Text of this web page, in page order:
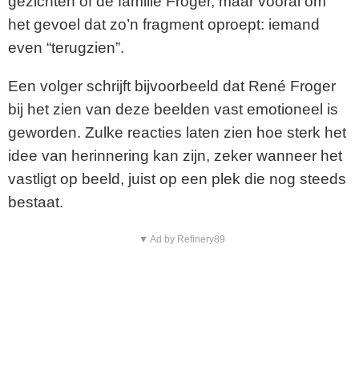
d
o
het gevoel dat zo’n fragment oproept: iemand
even “terugzien”.
Een volger schrijft bijvoorbeeld dat René Froger
bij het zien van deze beelden vast emotioneel is
geworden. Zulke reacties laten zien hoe sterk het
idee van herinnering kan zijn, zeker wanneer het
vastligt op beeld, juist op een plek die nog steeds
bestaat.
▼ Ad by Refinery89